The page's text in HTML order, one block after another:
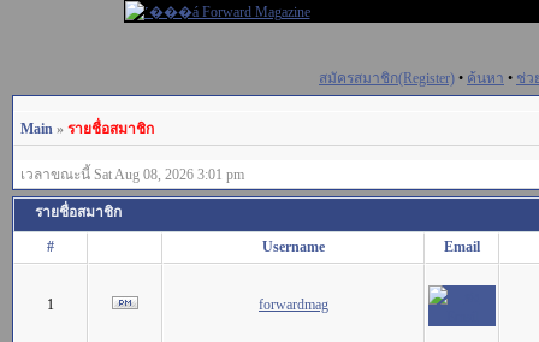
สมัครสมาชิก(Register) • ค้นหา • ช่ว
Main » รายชื่อสมาชิก
เวลาขณะนี้ Sat Aug 08, 2026 3:01 pm
รายชื่อสมาชิก
# Username Email
1 forwardmag